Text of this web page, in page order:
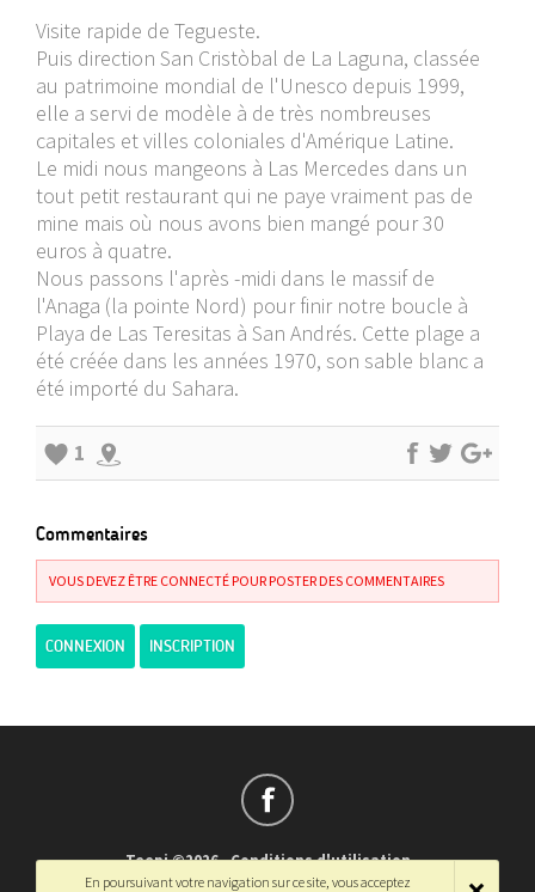
Visite rapide de Tegueste.
Puis direction San Cristòbal de La Laguna, classée
au patrimoine mondial de l'Unesco depuis 1999,
elle a servi de modèle à de très nombreuses
capitales et villes coloniales d'Amérique Latine.
Le midi nous mangeons à Las Mercedes dans un
tout petit restaurant qui ne paye vraiment pas de
mine mais où nous avons bien mangé pour 30
euros à quatre.
Nous passons l'après -midi dans le massif de
l'Anaga (la pointe Nord) pour finir notre boucle à
Playa de Las Teresitas à San Andrés. Cette plage a
été créée dans les années 1970, son sable blanc a
été importé du Sahara.
1
Commentaires
VOUS DEVEZ ÊTRE CONNECTÉ POUR POSTER DES COMMENTAIRES
CONNEXION INSCRIPTION
Teepi ©2026-Conditions d'utilisation
En poursuivant votre navigation sur ce site, vous acceptez